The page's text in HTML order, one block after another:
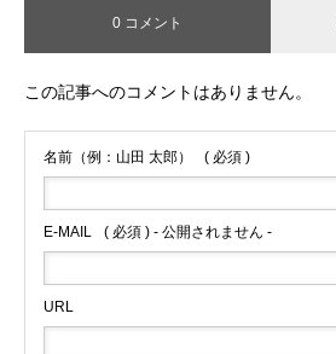
0 コメント
この記事へのコメントはありません。
名前（例：山田 太郎） ( 必須 )
E-MAIL ( 必須 ) - 公開されません -
URL